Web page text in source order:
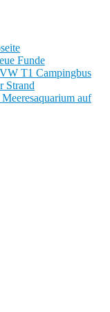
Funde
T1 Campingbus
Strand
auf